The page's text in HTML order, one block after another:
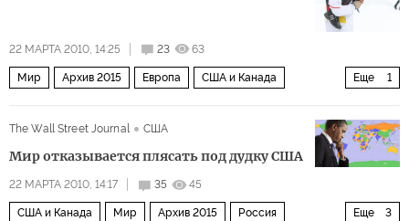
22 МАРТА 2010, 14:25 23 63
Еще 1
Мир Архив 2015 Европа США и Канада
The Wall Street Journal
США
Мир отказывается плясать под дудку США
22 МАРТА 2010, 14:17 35 45
Еще 3
США и Канада Мир Архив 2015 Россия